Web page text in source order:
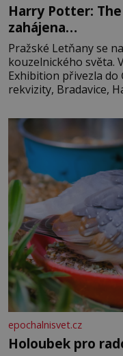
Harry Potter:
zahájena…
Pražské Letňany se
kouzelnického světa.
Exhibition přivezla do
rekvizity, Bradavice,
epochalnisvet.cz
Holoubek pro